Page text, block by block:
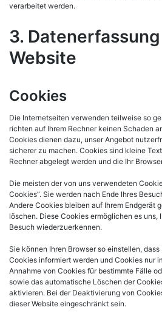
verarbeitet werden.
3.
Website
Cookies
Die Internetseiten verwenden teilweise so
richten auf Ihrem Rechner keinen Schaden
Cookies dienen dazu, unser Angebot
sicherer zu machen. Cookies sind kleine
Rechner abgelegt werden und die Ihr
Die meisten der von uns verwendeten
Cookies”. Sie werden nach Ende Ihres
Andere Cookies bleiben auf Ihrem Endgerät
löschen. Diese Cookies ermöglichen es uns,
Besuch wiederzuerkennen.
Sie können Ihren Browser so einstellen,
Cookies informiert werden und Cookies nur
Annahme von Cookies für bestimmte Fälle
sowie das automatische Löschen der
aktivieren. Bei der Deaktivierung von
dieser Website eingeschränkt sein.